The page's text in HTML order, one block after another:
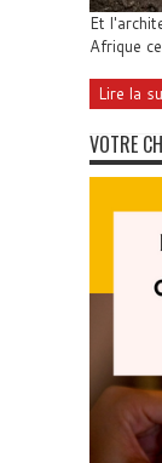
Et
Afrique
Lire la
VOTRE